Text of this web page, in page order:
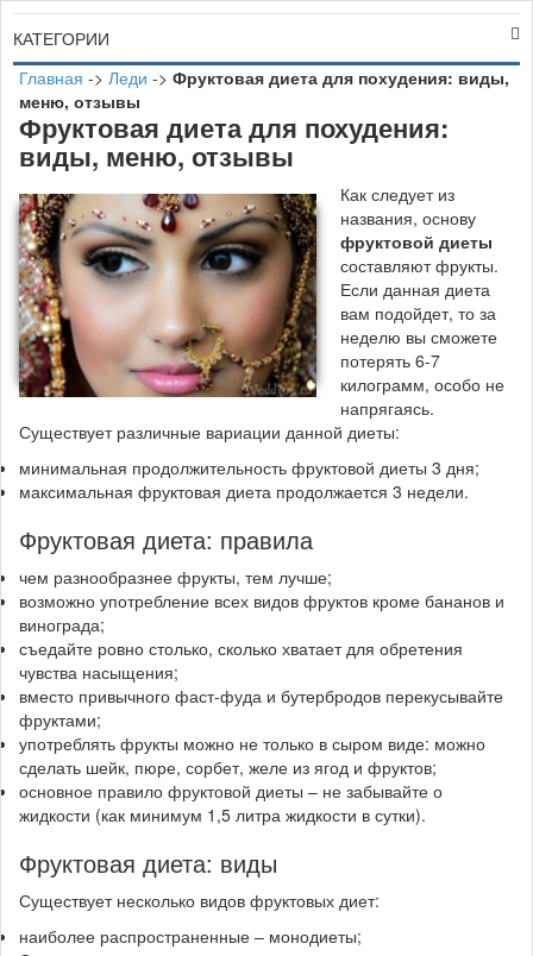
КАТЕГОРИИ
Главная -> Леди -> Фруктовая диета для похудения: виды,
меню, отзывы
Фруктовая диета для похудения:
виды, меню, отзывы
Как следует из
названия, основу
фруктовой диеты
составляют фрукты.
Если данная диета
вам подойдет, то за
неделю вы сможете
потерять 6-7
килограмм, особо не
напрягаясь.
Существует различные вариации данной диеты:
минимальная продолжительность фруктовой диеты 3 дня;
максимальная фруктовая диета продолжается 3 недели.
Фруктовая диета: правила
чем разнообразнее фрукты, тем лучше;
возможно употребление всех видов фруктов кроме бананов и
винограда;
съедайте ровно столько, сколько хватает для обретения
чувства насыщения;
вместо привычного фаст-фуда и бутербродов перекусывайте
фруктами;
употреблять фрукты можно не только в сыром виде: можно
сделать шейк, пюре, сорбет, желе из ягод и фруктов;
основное правило фруктовой диеты – не забывайте о
жидкости (как минимум 1,5 литра жидкости в сутки).
Фруктовая диета: виды
Существует несколько видов фруктовых диет:
наиболее распространенные – монодиеты;